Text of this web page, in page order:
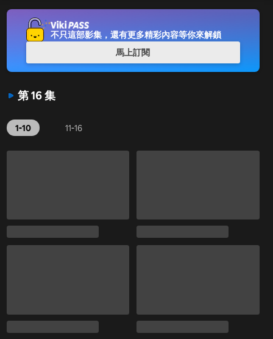
第 16 集
1-10 11-16
不只這部影集，還有更多精彩內容等你來解鎖
馬上訂閱